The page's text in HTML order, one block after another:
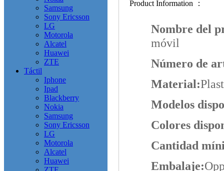
Samsung
Sony Ericsson
LG
Motorola
Alcatel
Huawei
ZTE
Táctil
Iphone
Ipad
Blackberry
Nokia
Samsung
Sony Ericsson
LG
Motorola
Alcatel
Huawei
Product Information ：
Nombre del
móvil
Número de
Material:
Modelos
Colores
Cantidad
Embalaje: